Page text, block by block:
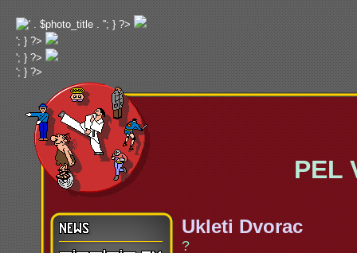
'; } ?>
'; } ?>
'; } ?>
'; } ?>
PEL
Ukleti Dvorac
?